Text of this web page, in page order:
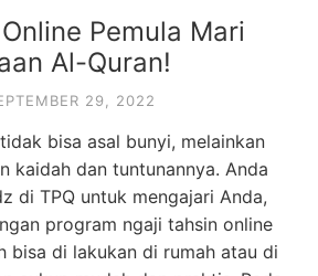
Pemula Mari
Al-Quran!
29, 2022
bisa asal bunyi, melainkan
kaidah dan tuntunannya. Anda
di TPQ untuk mengajari Anda,
program ngaji tahsin online
bisa di lakukan di rumah atau di